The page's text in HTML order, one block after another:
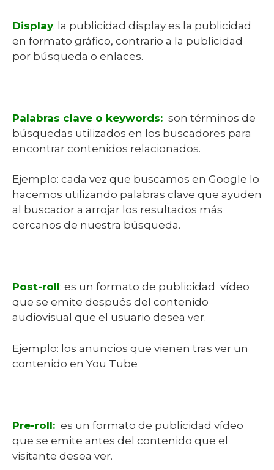
Display: la publicidad display es la publicidad
en formato gráfico, contrario a la publicidad
por búsqueda o enlaces.
Palabras clave o keywords: son términos de
búsquedas utilizados en los buscadores para
encontrar contenidos relacionados.
Ejemplo: cada vez que buscamos en Google lo
hacemos utilizando palabras clave que ayuden
al buscador a arrojar los resultados más
cercanos de nuestra búsqueda.
Post-roll: es un formato de publicidad vídeo
que se emite después del contenido
audiovisual que el usuario desea ver.
Ejemplo: los anuncios que vienen tras ver un
contenido en You Tube
Pre-roll: es un formato de publicidad vídeo
que se emite antes del contenido que el
visitante desea ver.